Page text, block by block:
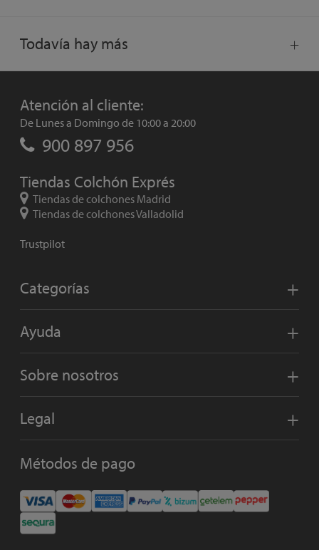
Todavía hay más
Atención al cliente:
De Lunes a Domingo de 10:00 a 20:00
900 897 956
Tiendas Colchón Exprés
Tiendas de colchones Madrid
Tiendas de colchones Valladolid
Trustpilot
Categorías
Ayuda
Sobre nosotros
Legal
Métodos de pago